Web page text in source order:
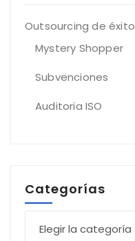
Outsourcing de éxito
Mystery Shopper
Subvenciones
Auditoria ISO
Categorías